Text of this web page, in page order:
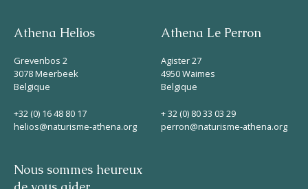
Athena Helios
Grevenbos 2
3078 Meerbeek
Belgique
+32 (0) 16 48 80 17
helios@naturisme-athena.org
Athena Le Perron
Agister 27
4950 Waimes
Belgique
+ 32 (0) 80 33 03 29
perron@naturisme-athena.org
Nous sommes heureux